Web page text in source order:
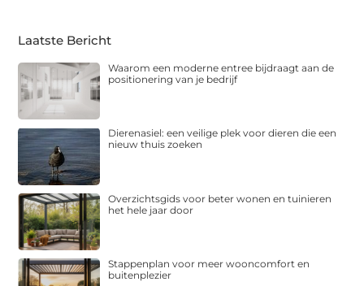
Laatste Bericht
Waarom een moderne entree bijdraagt aan de
positionering van je bedrijf
Dierenasiel: een veilige plek voor dieren die een
nieuw thuis zoeken
Overzichtsgids voor beter wonen en tuinieren
het hele jaar door
Stappenplan voor meer wooncomfort en
buitenplezier